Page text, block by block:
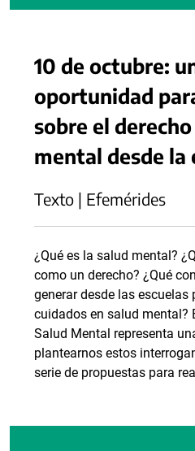
10 de octubre:
oportunidad
sobre el
mental desde la
Texto | Efemérides
¿Qué es la salud mental?
como un derecho? ¿Qué
generar desde las
cuidados en salud mental?
Salud Mental representa
plantearnos estos
serie de propuestas para